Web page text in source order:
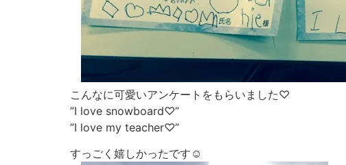
こんなに可愛いアンケートをもらいました♡
”I love snowboard♡”
”I love my teacher♡”
すっごく嬉しかったです☺︎